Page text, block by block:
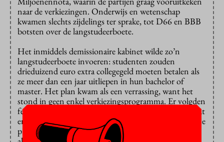
naar de verkiezingen. Onderwijs en wetenschap
kwamen slechts zijdelings ter sprake, tot D66 en BBB
botsten over de langstudeerboete.
Het inmiddels demissionaire kabinet wilde zo’n
langstudeerboete invoeren: studenten zouden
drieduizend euro extra collegegeld moeten betalen als
ze meer dan een jaar uitliepen in hun bachelor of
master. Het plan kwam als een verrassing, want het
stond in geen enkel verkiezingsprogramma. Er volgden
felle protesten en in politieke debatten bleek al snel dat
er veel haken en ogen aan het voorstel zaten: wie tref je
precies en welke uitzonderingen sta je toe? Het ging